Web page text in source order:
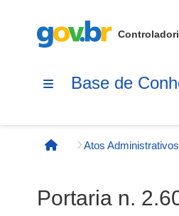
Base de
Página inicial
Atos Administrativos
Portaria n.